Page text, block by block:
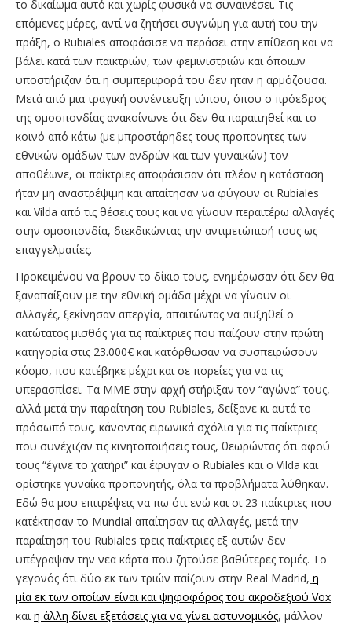
το δικαίωμα αυτό και χωρίς φυσικά να συναινέσει. Τις
επόμενες μέρες, αντί να ζητήσει συγνώμη για αυτή του την
πράξη, ο Rubiales αποφάσισε να περάσει στην επίθεση και να
βάλει κατά των παικτριών, των φεμινιστριών και όποιων
υποστήριζαν ότι η συμπεριφορά του δεν ηταν η αρμόζουσα.
Μετά από μια τραγική συνέντευξη τύπου, όπου ο πρόεδρος
της ομοσπονδίας ανακοίνωνε ότι δεν θα παραιτηθεί και το
κοινό από κάτω (με μπροστάρηδες τους προπονητες των
εθνικών ομάδων των ανδρών και των γυναικών) τον
αποθέωνε, οι παίκτριες αποφάσισαν ότι πλέον η κατάσταση
ήταν μη αναστρέψιμη και απαίτησαν να φύγουν οι Rubiales
και Vilda από τις θέσεις τους και να γίνουν περαιτέρω αλλαγές
στην ομοσπονδία, διεκδικώντας την αντιμετώπισή τους ως
επαγγελματίες.
Προκειμένου να βρουν το δίκιο τους, ενημέρωσαν ότι δεν θα
ξαναπαίξουν με την εθνική ομάδα μέχρι να γίνουν οι
αλλαγές, ξεκίνησαν απεργία, απαιτώντας να αυξηθεί ο
κατώτατος μισθός για τις παίκτριες που παίζουν στην πρώτη
κατηγορία στις 23.000€ και κατόρθωσαν να συσπειρώσουν
κόσμο, που κατέβηκε μέχρι και σε πορείες για να τις
υπερασπίσει. Τα ΜΜΕ στην αρχή στήριξαν τον “αγώνα” τους,
αλλά μετά την παραίτηση του Rubiales, δείξανε κι αυτά το
πρόσωπό τους, κάνοντας ειρωνικά σχόλια για τις παίκτριες
που συνέχιζαν τις κινητοποιήσεις τους, θεωρώντας ότι αφού
τους “έγινε το χατήρι” και έφυγαν ο Rubiales και o Vilda και
ορίστηκε γυναίκα προπονητής, όλα τα προβλήματα λύθηκαν.
Εδώ θα μου επιτρέψεις να πω ότι ενώ και οι 23 παίκτριες που
κατέκτησαν το Mundial απαίτησαν τις αλλαγές, μετά την
παραίτηση του Rubiales τρεις παίκτριες εξ αυτών δεν
υπέγραψαν την νεα κάρτα που ζητούσε βαθύτερες τομές. Το
γεγονός ότι δύο εκ των τριών παίζουν στην Real Madrid, η
μία εκ των οποίων είναι και ψηφοφόρος του ακροδεξιού Vox
και η άλλη δίνει εξετάσεις για να γίνει αστυνομικός, μάλλον